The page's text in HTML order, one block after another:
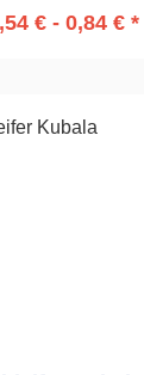
€ - 0,84 € *